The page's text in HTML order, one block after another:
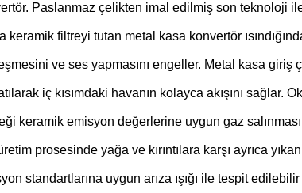
Paslanmaz çelikten imal edilmiş son teknoloji ile
keramik filtreyi tutan metal kasa konvertör
ve ses yapmasını engeller. Metal kasa giriş
iç kısımdaki havanın kolayca akışını sağlar.
keramik emisyon değerlerine uygun gaz
prosesinde yağa ve kırıntılara karşı ayrıca
standartlarına uygun arıza ışığı ile tespit